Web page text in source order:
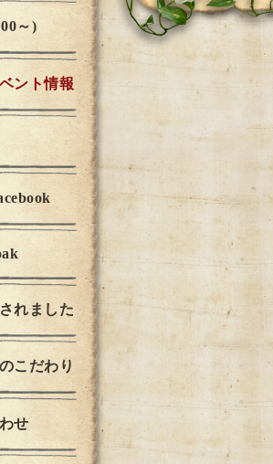
～)
ント情報
れました
こだわり
せ